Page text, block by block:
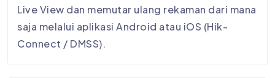
Live View dan memutar ulang rekaman dari mana
saja melalui aplikasi Android atau iOS (Hik-
Connect / DMSS).